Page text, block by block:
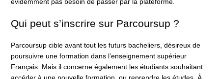
Qui peut s’inscrire sur Parcoursup ?
Parcoursup cible avant tout les futurs bacheliers, désireux de
poursuivre une formation dans l’enseignement supérieur
Français. Mais il concerne également les étudiants souhaitant